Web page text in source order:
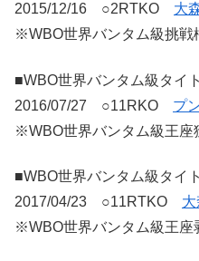
2015/12/16 ○2RTKO 大
※WBO世界バンタム級挑戦
■WBO世界バンタム級タイ
2016/07/27 ○11RKO プ
※WBO世界バンタム級王座
■WBO世界バンタム級タイ
2017/04/23 ○11RTKO
※WBO世界バンタム級王座